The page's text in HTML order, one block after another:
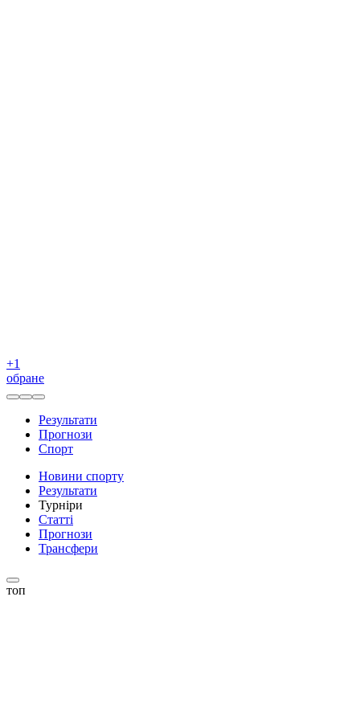
+1
обране
Результати
Прогнози
Спорт
Новини спорту
Результати
Турніри
Статті
Прогнози
Трансфери
топ